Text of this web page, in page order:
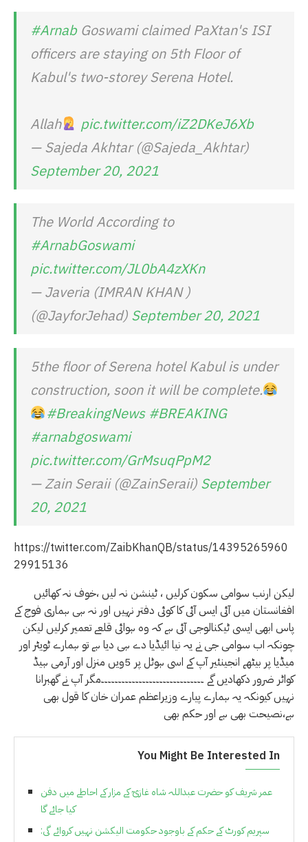
#Arnab Goswami claimed PaXtan's ISI
officers are staying on 5th Floor of
Kabul's two-storey Serena Hotel.
Allah
pic.twitter.com/iZ2DKeJ6Xb
— Sajeda Akhtar (@Sajeda_Akhtar)
September 20, 2021
The World According to
#ArnabGoswami
pic.twitter.com/JL0bA4zXKn
— Javeria (IMRAN KHAN )
(@JayforJehad) September 20, 2021
5the floor of Serena hotel Kabul is under
construction, soon it will be complete.
#BreakingNews #BREAKING
#arnabgoswami
pic.twitter.com/GrMsuqPpM2
— Zain Seraii (@ZainSeraii) September
20, 2021
https://twitter.com/ZaibKhanQB/status/14395265960
29915136
لیکن ارنب سوامی سکون کرلیں ، ٹینشن نہ لیں ،خوف نہ کھائیں
افغانستان میں آئی ایس آئی کا کوئی دفتر نہیں اور نہ ہی ہماری فوج کے
پاس ابھی ایسی ٹیکنالوجی آئی ہے کہ وہ ہوائی قلعے تعمیر کرلیں لیکن
چونکہ اب سوامی جی نے یہ نیا ائیڈیا دے ہی دیا ہے تو ہمارے ٹویٹر اور
میڈیا پر بیٹھے انجینئیر آپ کے اسی ہوٹل پر 5ویں منزل اور آرمی ہیڈ
کواٹر ضرور دکھادیں گے ۔۔۔۔۔۔۔۔۔۔۔۔۔۔۔۔۔۔۔۔۔۔۔۔۔۔۔۔۔۔مگر آپ نے گھبرانا
نہیں کیونکہ یہ ہمارے پیارے وزیراعظم عمران خان کا قول بھی
ہے،نصیحت بھی ہے اور حکم بھی
You Might Be Interested In
عمر شریف کو حضرت عبداللہ شاہ غازیؒ کے مزار کے احاطے میں دفن
کیا جائے گا
سپریم کورٹ کے حکم کے باوجود حکومت الیکشن نہیں کروائے گی: